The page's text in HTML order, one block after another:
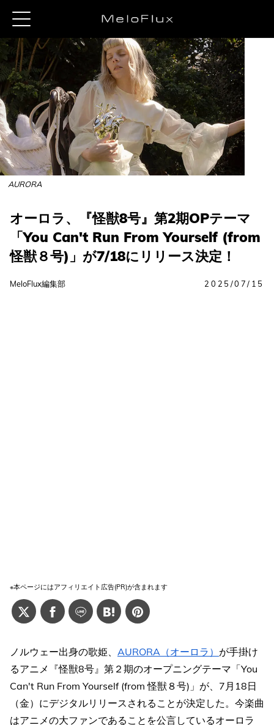
AURORA
オーロラ、『怪獣8号』第2期OPテーマ
「You Can't Run From Yourself (from
怪獣８号)」が7/18にリリース決定！
MeloFlux編集部 2025/07/15
※本ページにはアフィリエイト広告(PR)が含まれます
ノルウェー出身の歌姫、 AURORA（オーロラ） が手掛け
るアニメ『怪獣8号』第２期のオープニングテーマ「You
Can't Run From Yourself (from 怪獣８号)」が、7月18日
（金）にデジタルリリースされることが決定した。今楽曲
はアニメの大ファンであることを公言しているオーロラ